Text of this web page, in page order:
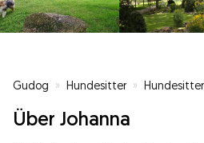
Gudog » Hundesitter »
Über Johanna